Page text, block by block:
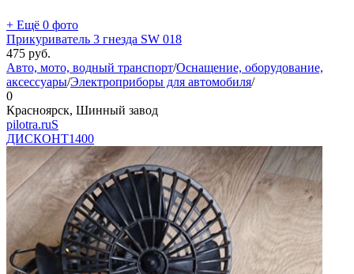
+ Ещё 0 фото
Прикуриватель 3 гнезда SW 018
475 руб.
Авто, мото, водный транспорт/Оснащение, оборудование,
аксессуары/Электроприборы для автомобиля/
0
Красноярск, Шинный завод
pilotra.ruS
ДИСКОНТ1400